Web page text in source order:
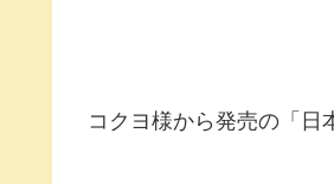
コクヨ様から発売の「日